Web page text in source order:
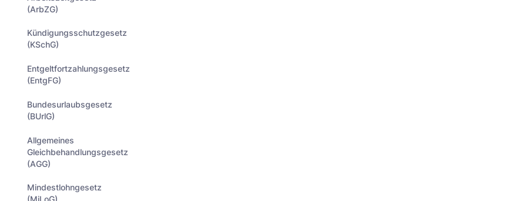
(ArbZG)
Kündigungsschutzgesetz
(KSchG)
Entgeltfortzahlungsgesetz
(EntgFG)
Bundesurlaubsgesetz
(BUrlG)
Allgemeines
Gleichbehandlungsgesetz
(AGG)
Mindestlohngesetz